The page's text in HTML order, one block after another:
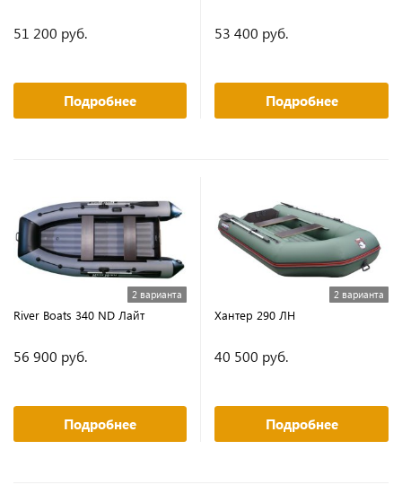
51 200 руб.
Подробнее
53 400 руб.
Подробнее
2 варианта
River Boats 340 ND Лайт
56 900 руб.
Подробнее
2 варианта
Хантер 290 ЛН
40 500 руб.
Подробнее